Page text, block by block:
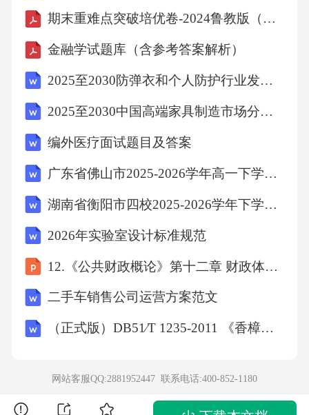
求作：直线PC垂直直线I.
作法：
1）在直线/的另一侧取点K,以P为
圆心，PK为半径画弧交直线/于
2）分别以A、B圆心，大于‘AB为
2
期末重难点突破培优卷-2024鲁教版（五四学制）六年级英语下册（含答案解析）
金融学试题库（含参考答案解析）
2025至2030防弹衣和个人防护行业发展趋势分析与未来投资战略咨询研究报告
2025至2030中国高端家具制造市场分析及投资机会预测报告
编外医疗面试题目及答案
广东省佛山市2025-2026学年高一下学期期末考试数学试卷
湖南省衡阳市四校2025-2026学年下学期期末检测 七年级地理试卷（含答案）
2026年实验室设计标准规范
12.《公共财政概论》第十二章 财政体制 改
二手车销售公司运营方案范文
（正式版）DB51∕T 1235-2011 《香樟用材林栽培技术规程》
网站客服QQ:2881952447 联系电话:400-852-1180